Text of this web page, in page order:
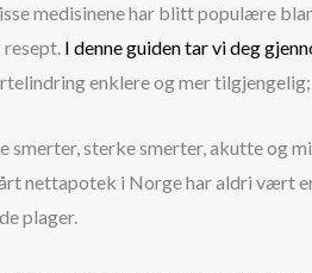
medisinene har blitt populære
I denne guiden tar vi deg
enklere og mer
sterke smerter, akutte og
nettapotek i Norge har aldri vært
plager.